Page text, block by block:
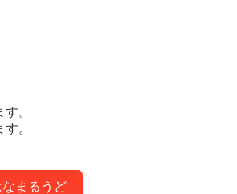
。
。
まるうど